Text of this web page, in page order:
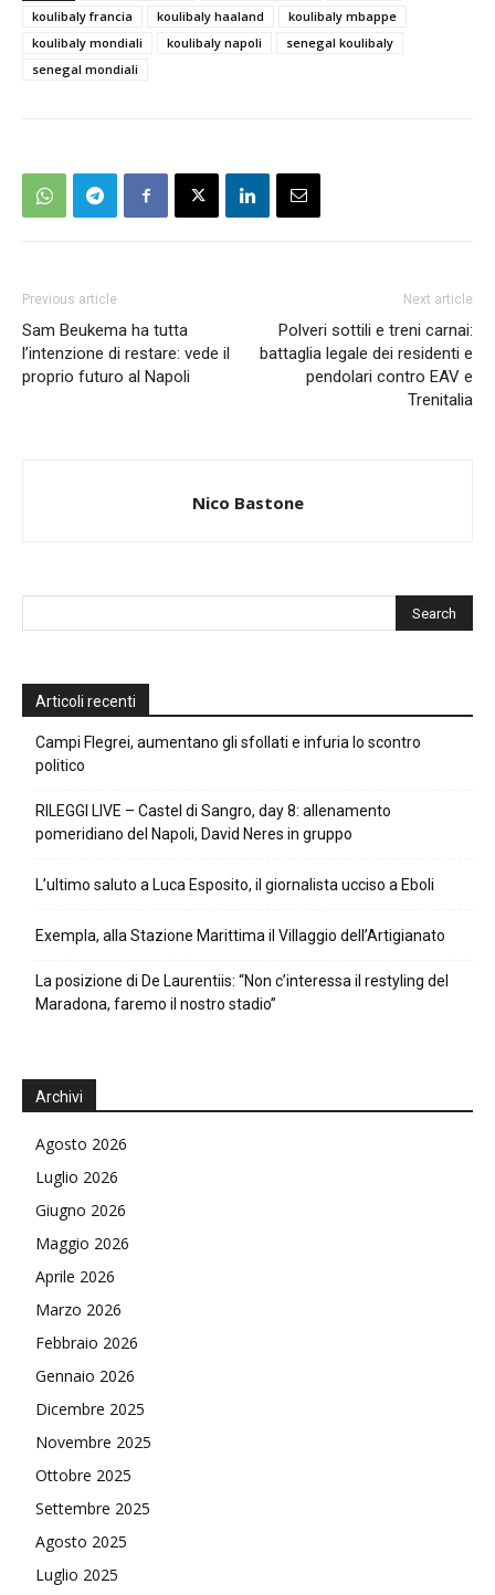
koulibaly francia
koulibaly haaland
koulibaly mbappe
koulibaly mondiali
koulibaly napoli
senegal koulibaly
senegal mondiali
Previous article
Sam Beukema ha tutta
l’intenzione di restare: vede il
proprio futuro al Napoli
Next article
Polveri sottili e treni carnai:
battaglia legale dei residenti e
pendolari contro EAV e
Trenitalia
Nico Bastone
Articoli recenti
Campi Flegrei, aumentano gli sfollati e infuria lo scontro
politico
RILEGGI LIVE – Castel di Sangro, day 8: allenamento
pomeridiano del Napoli, David Neres in gruppo
L’ultimo saluto a Luca Esposito, il giornalista ucciso a Eboli
Exempla, alla Stazione Marittima il Villaggio dell’Artigianato
La posizione di De Laurentiis: “Non c’interessa il restyling del
Maradona, faremo il nostro stadio”
Archivi
Agosto 2026
Luglio 2026
Giugno 2026
Maggio 2026
Aprile 2026
Marzo 2026
Febbraio 2026
Gennaio 2026
Dicembre 2025
Novembre 2025
Ottobre 2025
Settembre 2025
Agosto 2025
Luglio 2025